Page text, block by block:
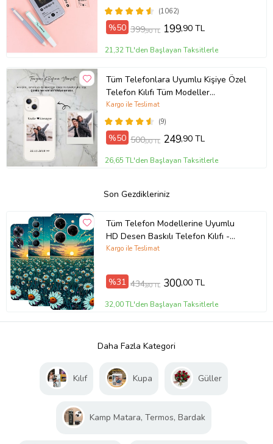
(1062)
%50 399,90 TL 199,90 TL
21,32 TL'den Başlayan Taksitlerle
Tüm Telefonlara Uyumlu Kişiye Özel
Telefon Kılıfı Tüm Modeller
Açıklamada
(9)
Kargo ile Teslimat
%50 500,00 TL 249,90 TL
26,65 TL'den Başlayan Taksitlerle
Son Gezdikleriniz
Tüm Telefon Modellerine Uyumlu
HD Desen Baskılı Telefon Kılıfı -
5718
Kargo ile Teslimat
%31 434,80 TL 300,00 TL
32,00 TL'den Başlayan Taksitlerle
Daha Fazla Kategori
Kılıf Kupa Güller
Kamp Matara, Termos, Bardak